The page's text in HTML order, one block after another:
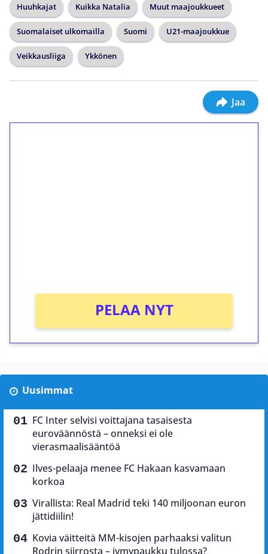
Huuhkajat Kuikka Natalia Muut maajoukkueet
Suomalaiset ulkomailla Suomi U21-maajoukkue
Veikkausliiga Ykkönen
Jaa
PELAA NYT
Uusimmat
FC Inter selvisi voittajana tasaisesta
euroväännöstä – onneksi ei ole
vierasmaalisääntöä
Ilves-pelaaja menee FC Hakaan kasvamaan
korkoa
Virallista: Real Madrid teki 140 miljoonan euron
jättidiilin!
Kovia väitteitä MM-kisojen parhaaksi valitun
Rodrin siirrosta – jymypaukku tulossa?